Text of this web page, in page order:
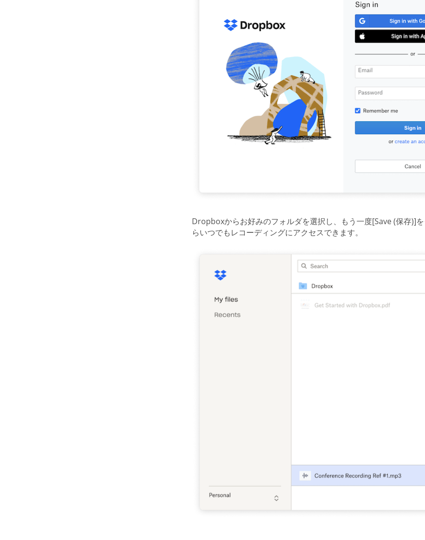
Dropboxからお好みのフォルダを選択し、もう一度[Save (保存)]
らいつでもレコーディングにアクセスできます。